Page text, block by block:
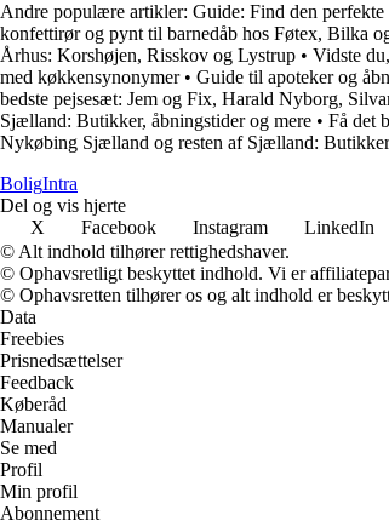
Andre populære artikler: Guide: Find den
konfettirør og pynt til barnedåb hos Føtex, Bilka
Århus: Korshøjen, Risskov og Lystrup • Vidste
med køkkensynonymer• Guide til apoteker og
bedste pejsesæt: Jem og Fix, Harald Nyborg,
Sjælland: Butikker, åbningstider og mere • Få det
Nykøbing Sjælland og resten af Sjælland:
BoligIntra
Del og vis hjerte
X
Facebook Instagram LinkedIn
© Alt indhold tilhører rettighedshaver.
© Ophavsretligt beskyttet indhold. Vi er
© Ophavsretten tilhører os og alt indhold er
Data
Freebies
Prisnedsættelser
Feedback
Køberåd
Manualer
Se med
Profil
Min profil
Abonnement